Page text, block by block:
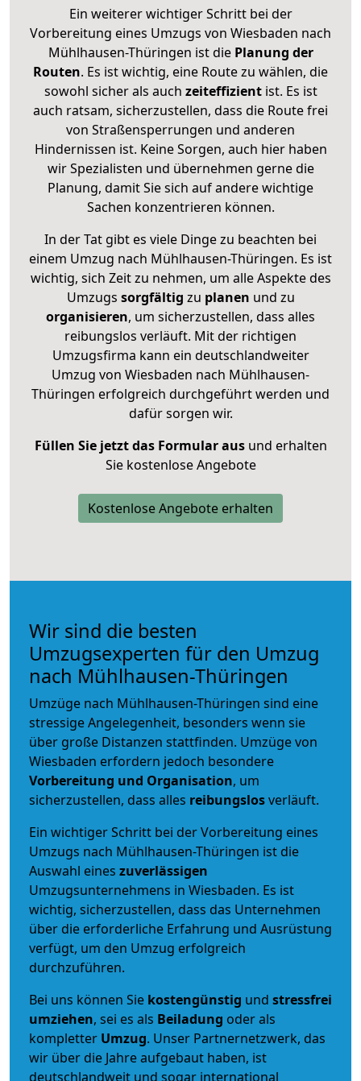
Ein weiterer wichtiger Schritt bei der
Vorbereitung eines Umzugs von Wiesbaden nach
Mühlhausen-Thüringen ist diePlanung der
Routen. Es ist wichtig, eine Route zu wählen, die
sowohl sicher als auch zeiteffizientist. Es ist
auch ratsam, sicherzustellen, dass die Route frei
von Straßensperrungen und anderen
Hindernissen ist. Keine Sorgen, auch hier haben
wir Spezialisten und übernehmen gerne die
Planung, damit Sie sich auf andere wichtige
Sachen konzentrieren können.
In der Tat gibt es viele Dinge zu beachten bei
einem Umzug nach Mühlhausen-Thüringen. Es ist
wichtig, sich Zeit zu nehmen, um alle Aspekte des
Umzugs sorgfältig zu planen und zu
organisieren, um sicherzustellen, dass alles
reibungslos verläuft. Mit der richtigen
Umzugsfirma kann ein deutschlandweiter
Umzug von Wiesbaden nach Mühlhausen-
Thüringen erfolgreich durchgeführt werden und
dafür sorgen wir.
Füllen Sie jetzt das Formular ausund erhalten
Sie kostenlose Angebote
Kostenlose Angebote erhalten
Wir sind die besten
Umzugsexperten für den Umzug
nach Mühlhausen-Thüringen
Umzüge nach Mühlhausen-Thüringen sind eine
stressige Angelegenheit, besonders wenn sie
über große Distanzen stattfinden. Umzüge von
Wiesbaden erfordern jedoch besondere
Vorbereitung und Organisation, um
sicherzustellen, dass alles reibungslosverläuft.
Ein wichtiger Schritt bei der Vorbereitung eines
Umzugs nach Mühlhausen-Thüringen ist die
Auswahl eines zuverlässigen
Umzugsunternehmens in Wiesbaden. Es ist
wichtig, sicherzustellen, dass das Unternehmen
über die erforderliche Erfahrung und Ausrüstung
verfügt, um den Umzug erfolgreich
durchzuführen.
Bei uns können Sie kostengünstig und stressfrei
umziehen, sei es als Beiladung oder als
kompletter Umzug. Unser Partnernetzwerk, das
wir über die Jahre aufgebaut haben, ist
deutschlandweit und sogar international